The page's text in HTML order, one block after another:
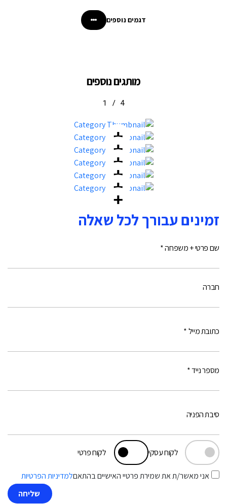
דגמים נוספים
מותגים נוספים
4
/
1
זמינים עבורך לכל שאלה
שם פרטי + משפחה *
חברה
כתובת מייל *
מספר נייד *
לקוח עסקי לקוח פרטי
סיבת הפניה
אני מאשר/ת את שמירת פרטיי האישיים בהתאםלמדיניות הפרטיות